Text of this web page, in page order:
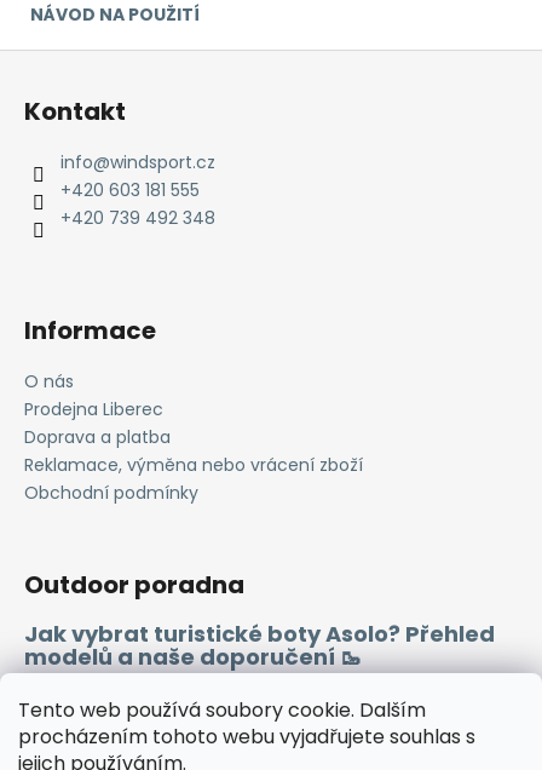
Tento web používá soubory cookie. Dalším
procházením tohoto webu vyjadřujete souhlas s
jejich používáním.
NÁVOD NA POUŽITÍ
Z
Kontakt
info@windsport.cz
+420 603 181 555
+420 739 492 348
Informace
O nás
Prodejna Liberec
Doprava a platba
Reklamace, výměna nebo vrácení zboží
Obchodní podmínky
Outdoor poradna
Jak vybrat turistické boty Asolo? Přehled
modelů a naše doporučení 🥾